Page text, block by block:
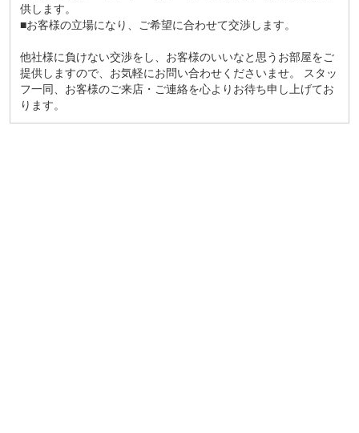
供します。
■お客様の立場になり、ご希望に合わせて交渉します。
他社様に負けない交渉をし、お客様のいいなと思うお部屋をご
提供しますので、お気軽にお問い合わせくださいませ。 スタッ
フ一同、お客様のご来店・ご連絡を心よりお待ち申し上げてお
ります。